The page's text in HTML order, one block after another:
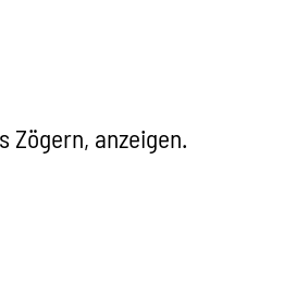
Zögern, anzeigen.